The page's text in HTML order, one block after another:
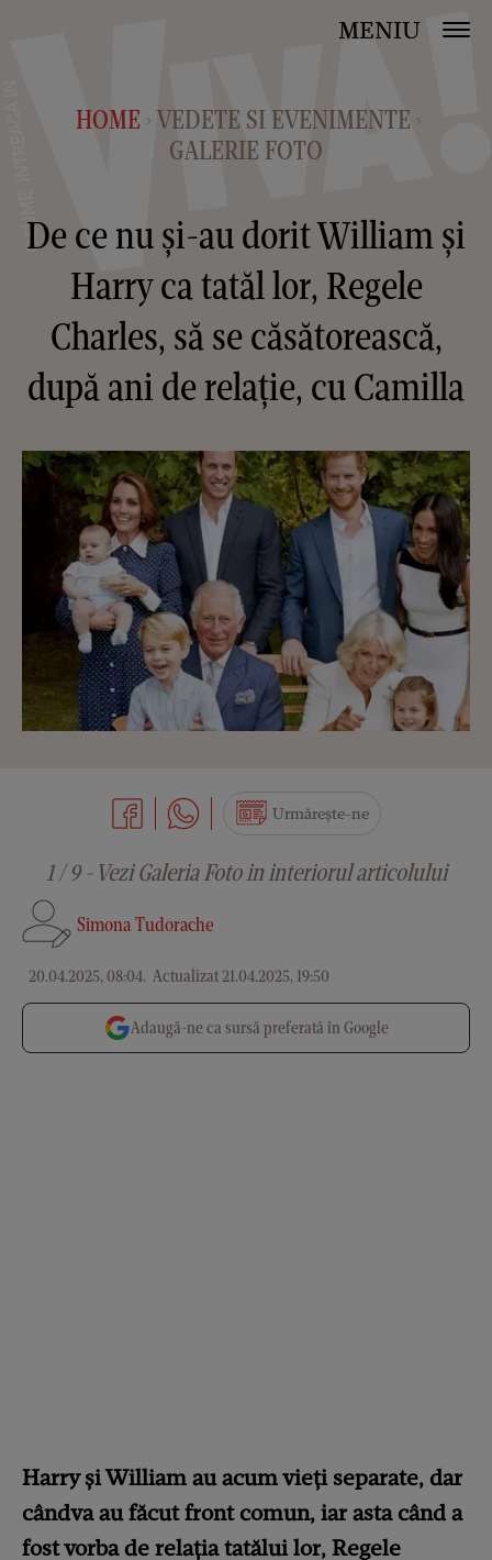
MENIU
HOME > VEDETE SI EVENIMENTE >
GALERIE FOTO
De ce nu și-au dorit William și
Harry ca tatăl lor, Regele
Charles, să se căsătorească,
după ani de relație, cu Camilla
Simona Tudorache
20.04.2025, 08:04. Actualizat 21.04.2025, 19:50
Urmărește-ne
1 / 9 - Vezi Galeria Foto in interiorul articolului
Adaugă-ne ca sursă preferată în Google
Harry și William au acum vieți separate, dar
cândva au făcut front comun, iar asta când a
fost vorba de relația tatălui lor, Regele